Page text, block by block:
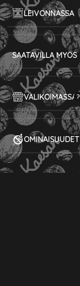
LEIVONNASSA
SAATAVILLA MYÖS
VALIKOIMASSA
OMINAISUUDET